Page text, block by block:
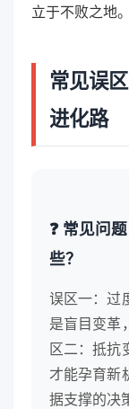
立于不败之地。
常见误
进化路
❓ 常见问
些？
误区一：过
是盲目变革
区二：抵抗
才能孕育新
据支撑的决